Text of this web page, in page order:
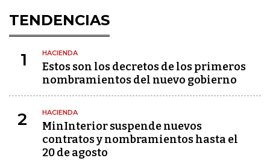
TENDENCIAS
1 HACIENDA
Estos son los decretos de los primeros
nombramientos del nuevo gobierno
2 HACIENDA
MinInterior suspende nuevos
contratos y nombramientos hasta el
20 de agosto